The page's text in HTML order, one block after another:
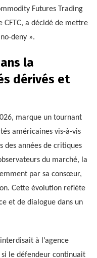
Futures Trading
CFTC, a décidé de mettre
deny ».
la
dérivés et
marque un tournant
américaines vis-à-vis
des années de critiques
du marché, la
par sa consœur,
Cette évolution reflète
et de dialogue dans un
à l’agence
si le défendeur continuait